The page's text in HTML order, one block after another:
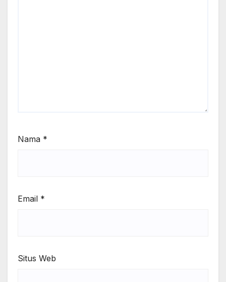
Nama *
Email *
Situs Web